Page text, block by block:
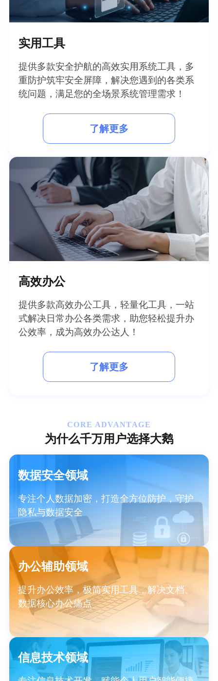
实用工具
提供多款安全护航的高效实用系统工具，多
重防护筑牢安全屏障，解决您遇到的各类系
统问题，满足您的全场景系统管理需求！
了解更多
高效办公
提供多款高效办公工具，轻量化工具，一站
式解决日常办公各类需求，助您轻松提升办
公效率，成为高效办公达人！
了解更多
CORE ADVANTAGE
为什么千万用户选择大鹅
数据安全领域
专注个人数据加密，打造全方位防护，守护
隐私与数据安全
办公辅助领域
提升办公效率，极简实用工具，解决文档、
数据核心办公痛点
信息技术领域